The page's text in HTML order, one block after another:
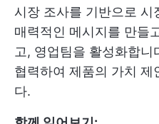
시장 조사를 기반으로 시
매력적인 메시지를 만들
고, 영업팀을 활성화합니
협력하여 제품의 가치 제
다.